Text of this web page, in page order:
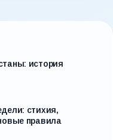
история
стихия,
правила